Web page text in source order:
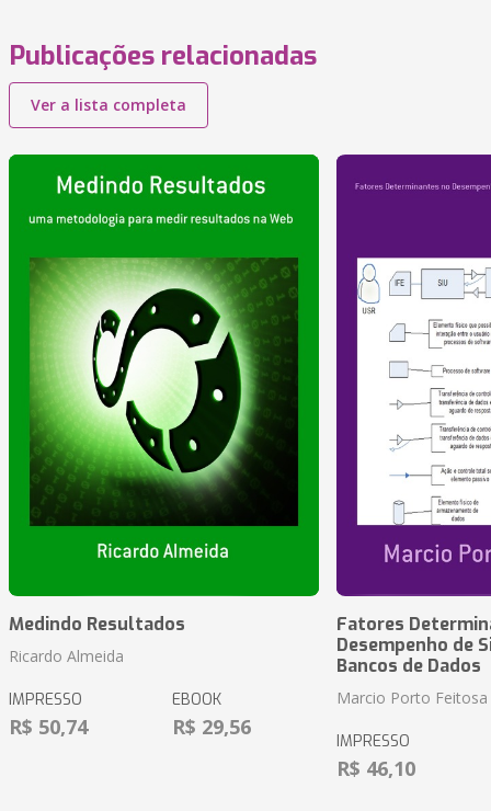
Publicações relacionadas
Ver a lista completa
Medindo Resultados
Ricardo Almeida
IMPRESSO
R$ 50,74
EBOOK
R$ 29,56
Fatores
Desempenho de
Bancos de Dados
Marcio Porto Feitosa
IMPRESSO
R$ 46,10